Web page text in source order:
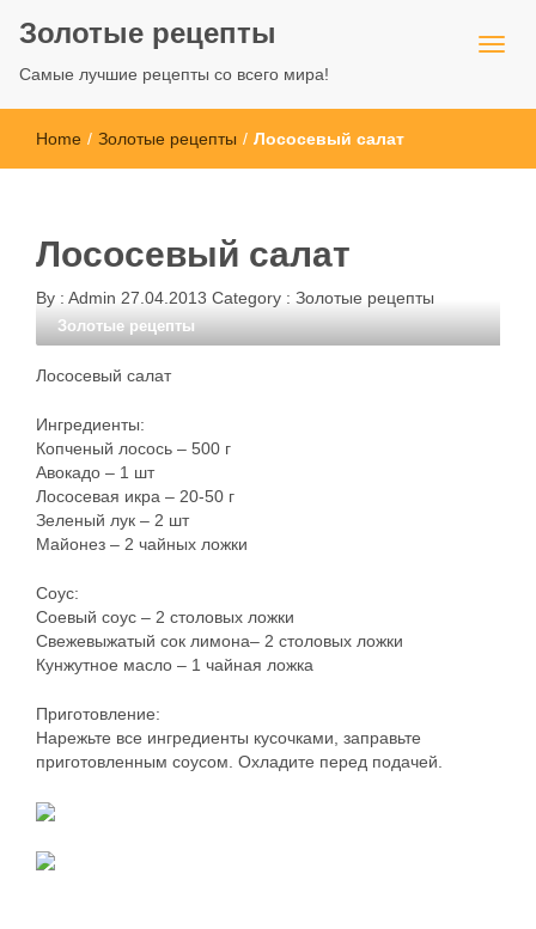
Золотые рецепты
Самые лучшие рецепты со всего мира!
Home / Золотые рецепты / Лососевый салат
Лососевый салат
By : Admin 27.04.2013 Category : Золотые рецепты
Золотые рецепты
Лососевый салат
Ингредиенты:
Копченый лосось – 500 г
Авокадо – 1 шт
Лососевая икра – 20-50 г
Зеленый лук – 2 шт
Майонез – 2 чайных ложки
Соус:
Соевый соус – 2 столовых ложки
Свежевыжатый сок лимона– 2 столовых ложки
Кунжутное масло – 1 чайная ложка
Приготовление:
Нарежьте все ингредиенты кусочками, заправьте
приготовленным соусом. Охладите перед подачей.